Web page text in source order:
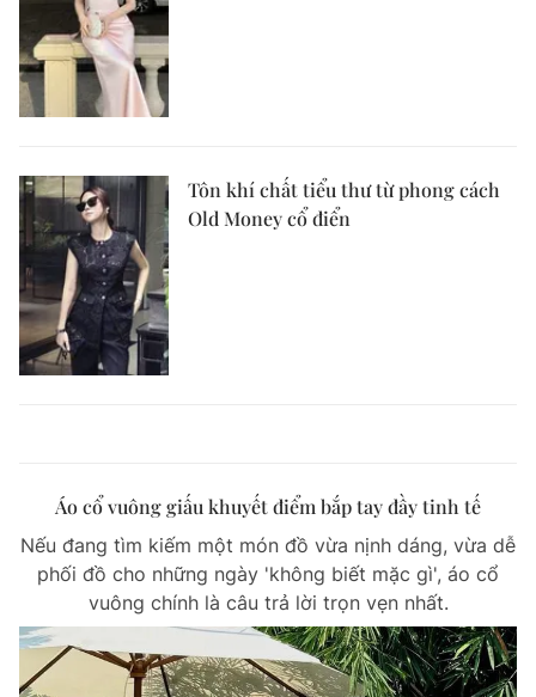
Tôn khí chất tiểu thư từ phong cách
Old Money cổ điển
Áo cổ vuông giấu khuyết điểm bắp tay đầy tinh tế
Nếu đang tìm kiếm một món đồ vừa nịnh dáng, vừa dễ
phối đồ cho những ngày 'không biết mặc gì', áo cổ
vuông chính là câu trả lời trọn vẹn nhất.